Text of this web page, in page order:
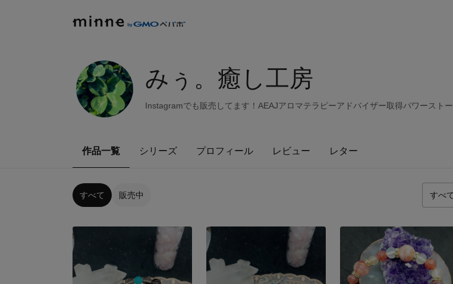
みぅ。癒し工房
Instagramでも販売してます！AEAJアロマテラピーアドバイザー取得パワースト
作品一覧 シリーズ プロフィール レビュー レター
すべて 販売中